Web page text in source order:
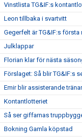
Vinstlista TG&IF:s
Leon tillbaka i svartvitt
Gegerfelt är TG&IF:s första
Julklappar
Florian klar för nästa
Förslaget: Så blir TG&IF:s
Emir blir assisterande
Kontantlotteriet
Så ser giffarnas
Bokning Gamla köpstad